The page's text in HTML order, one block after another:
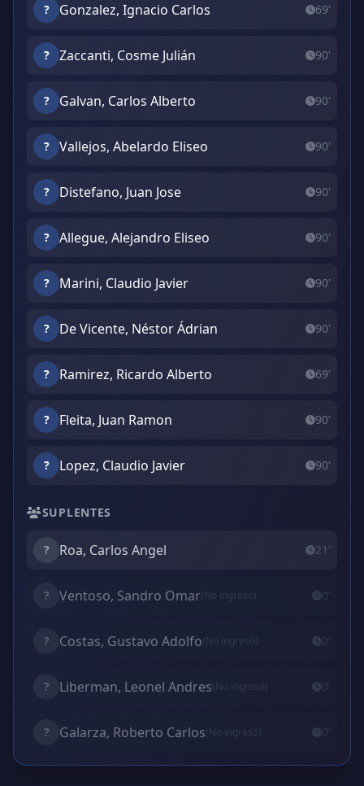
? Gonzalez, Ignacio Carlos 69'
? Zaccanti, Cosme Julián 90'
? Galvan, Carlos Alberto 90'
? Vallejos, Abelardo Eliseo 90'
? Distefano, Juan Jose 90'
? Allegue, Alejandro Eliseo 90'
? Marini, Claudio Javier 90'
? De Vicente, Néstor Ádrian 90'
? Ramirez, Ricardo Alberto 69'
? Fleita, Juan Ramon 90'
? Lopez, Claudio Javier 90'
SUPLENTES
? Roa, Carlos Angel 21'
? Ventoso, Sandro Omar(No ingresó) 0'
? Costas, Gustavo Adolfo(No ingresó) 0'
? Liberman, Leonel Andres(No ingresó) 0'
? Galarza, Roberto Carlos(No ingresó) 0'